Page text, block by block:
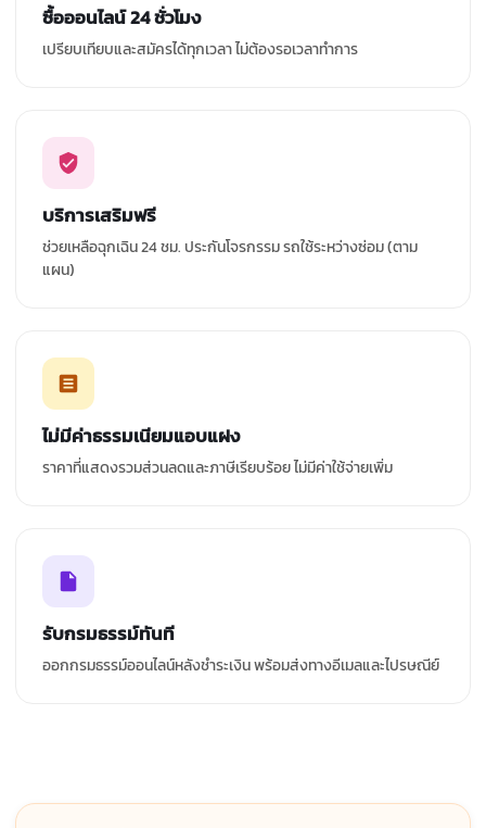
ซื้อออนไลน์ 24 ชั่วโมง
เปรียบเทียบและสมัครได้ทุกเวลา ไม่ต้องรอเวลาทำการ
บริการเสริมฟรี
ช่วยเหลือฉุกเฉิน 24 ชม. ประกันโจรกรรม รถใช้ระหว่างซ่อม (ตาม
แผน)
ไม่มีค่าธรรมเนียมแอบแฝง
ราคาที่แสดงรวมส่วนลดและภาษีเรียบร้อย ไม่มีค่าใช้จ่ายเพิ่ม
รับกรมธรรม์ทันที
ออกกรมธรรม์ออนไลน์หลังชำระเงิน พร้อมส่งทางอีเมลและไปรษณีย์